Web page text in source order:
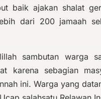
baik ajakan shalat
dari 200 jamaah
sambutan warga
karena sebagian
ini. Warga yang